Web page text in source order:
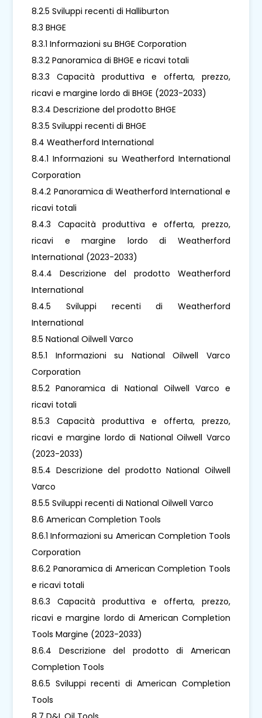
8.2.5 Sviluppi recenti di Halliburton
8.3 BHGE
8.3.1 Informazioni su BHGE Corporation
8.3.2 Panoramica di BHGE e ricavi totali
8.3.3 Capacità produttiva e offerta, prezzo,
ricavi e margine lordo di BHGE (2023-2033)
8.3.4 Descrizione del prodotto BHGE
8.3.5 Sviluppi recenti di BHGE
8.4 Weatherford International
8.4.1 Informazioni su Weatherford International
Corporation
8.4.2 Panoramica di Weatherford International e
ricavi totali
8.4.3 Capacità produttiva e offerta, prezzo,
ricavi e margine lordo di Weatherford
International (2023-2033)
8.4.4 Descrizione del prodotto Weatherford
International
8.4.5 Sviluppi recenti di Weatherford
International
8.5 National Oilwell Varco
8.5.1 Informazioni su National Oilwell Varco
Corporation
8.5.2 Panoramica di National Oilwell Varco e
ricavi totali
8.5.3 Capacità produttiva e offerta, prezzo,
ricavi e margine lordo di National Oilwell Varco
(2023-2033)
8.5.4 Descrizione del prodotto National Oilwell
Varco
8.5.5 Sviluppi recenti di National Oilwell Varco
8.6 American Completion Tools
8.6.1 Informazioni su American Completion Tools
Corporation
8.6.2 Panoramica di American Completion Tools
e ricavi totali
8.6.3 Capacità produttiva e offerta, prezzo,
ricavi e margine lordo di American Completion
Tools Margine (2023-2033)
8.6.4 Descrizione del prodotto di American
Completion Tools
8.6.5 Sviluppi recenti di American Completion
Tools